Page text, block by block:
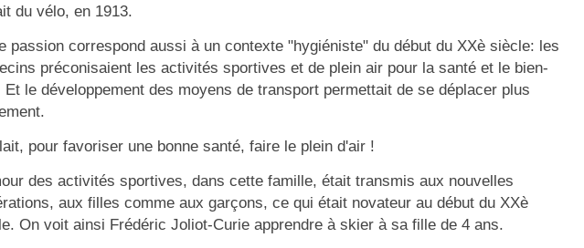
du vélo, en 1913.
passion correspond aussi à un contexte "hygiéniste" du début du XXè siècle: les
préconisaient les activités sportives et de plein air pour la santé et le bien-
Et le développement des moyens de transport permettait de se déplacer plus
pour favoriser une bonne santé, faire le plein d'air !
des activités sportives, dans cette famille, était transmis aux nouvelles
aux filles comme aux garçons, ce qui était novateur au début du XXè
On voit ainsi Frédéric Joliot-Curie apprendre à skier à sa fille de 4 ans.